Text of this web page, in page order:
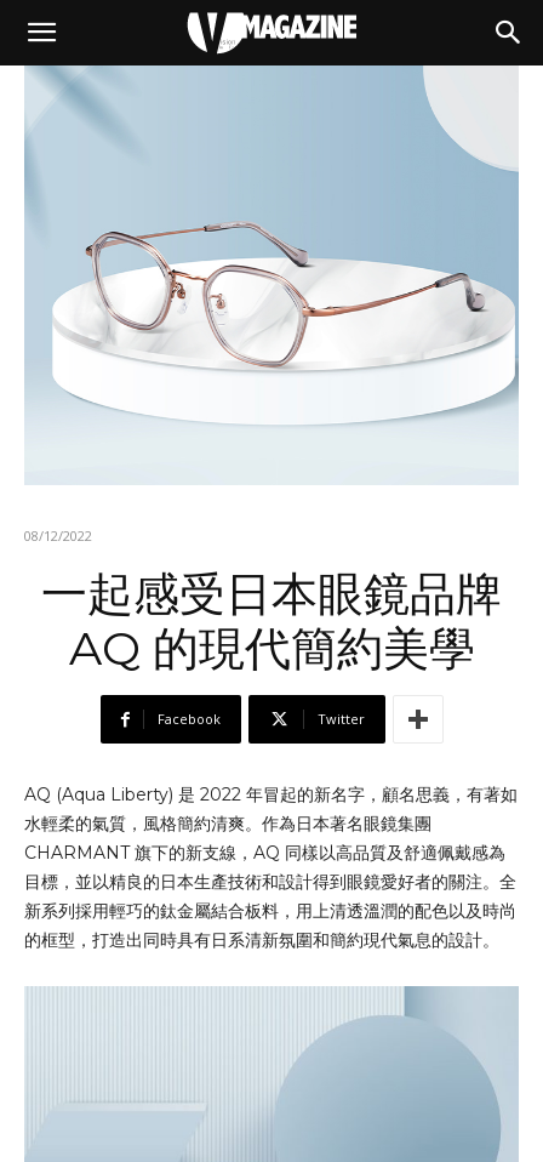
08/12/2022
一起感受日本眼鏡品牌
AQ 的現代簡約美學
Facebook Twitter
AQ (Aqua Liberty) 是 2022 年冒起的新名字，顧名思義，有著如
水輕柔的氣質，風格簡約清爽。作為日本著名眼鏡集團
CHARMANT 旗下的新支線，AQ 同樣以高品質及舒適佩戴感為
目標，並以精良的日本生產技術和設計得到眼鏡愛好者的關注。全
新系列採用輕巧的鈦金屬結合板料，用上清透溫潤的配色以及時尚
的框型，打造出同時具有日系清新氛圍和簡約現代氣息的設計。